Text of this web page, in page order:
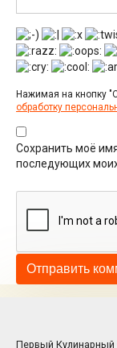
Нажимая на кнопку
обработку
Сохранить моё
последующих
Первый Кулинарный